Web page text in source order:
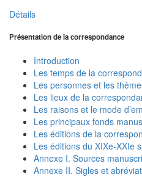
Détails
Présentation de la correspondance
Introduction
Les temps de la
Les personnes et les
Les lieux de la
Les raisons et le mode
Les principaux fonds
Les éditions de la
Les éditions du XIXe-XXIe
Annexe I. Sources
Annexe II. Sigles et